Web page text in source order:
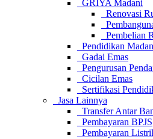
GRIYA Madani
Renovasi
Pembelian
Pendidikan
Gadai Emas
Pengurusan
Cicilan Emas
Sertifikasi
Jasa Lainnya
Transfer Antar
Pembayaran BPJS
Pembayaran